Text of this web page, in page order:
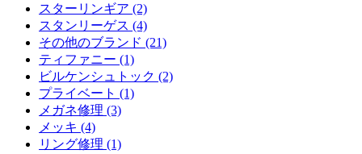
スターリンギア (2)
スタンリーゲス (4)
その他のブランド (21)
ティファニー (1)
ビルケンシュトック (2)
プライベート (1)
メガネ修理 (3)
メッキ (4)
リング修理 (1)